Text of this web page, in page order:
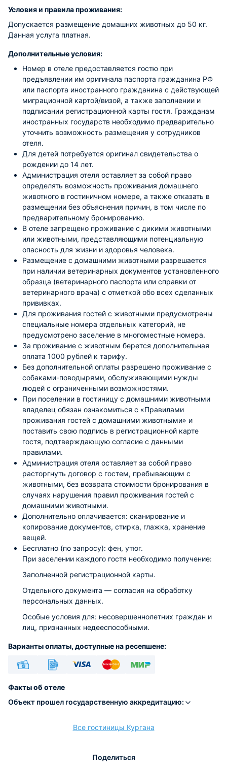
Условия и правила проживания:
Допускается размещение домашних животных до 50 кг.
Данная услуга платная.
Дополнительные условия:
Номер в отеле предоставляется гостю при
предъявлении им оригинала паспорта гражданина РФ
или паспорта иностранного гражданина с действующей
миграционной картой/визой, а также заполнении и
подписании регистрационной карты гостя. Гражданам
иностранных государств необходимо предварительно
уточнить возможность размещения у сотрудников
отеля.
Для детей потребуется оригинал свидетельства о
рождении до 14 лет.
Администрация отеля оставляет за собой право
определять возможность проживания домашнего
животного в гостиничном номере, а также отказать в
размещении без объяснения причин, в том числе по
предварительному бронированию.
В отеле запрещено проживание с дикими животными
или животными, представляющими потенциальную
опасность для жизни и здоровья человека.
Размещение с домашними животными разрешается
при наличии ветеринарных документов установленного
образца (ветеринарного паспорта или справки от
ветеринарного врача) с отметкой обо всех сделанных
прививках.
Для проживания гостей с животными предусмотрены
специальные номера отдельных категорий, не
предусмотрено заселение в многоместные номера.
За проживание с животным берется дополнительная
оплата 1000 рублей к тарифу.
Без дополнительной оплаты разрешено проживание с
собаками-поводырями, обслуживающими нужды
людей с ограниченными возможностями.
При поселении в гостиницу с домашними животными
владелец обязан ознакомиться с «Правилами
проживания гостей с домашними животными» и
поставить свою подпись в регистрационной карте
гостя, подтверждающую согласие с данными
правилами.
Администрация отеля оставляет за собой право
расторгнуть договор с гостем, пребывающим с
животными, без возврата стоимости бронирования в
случаях нарушения правил проживания гостей с
домашними животными.
Дополнительно оплачивается: сканирование и
копирование документов, стирка, глажка, хранение
вещей.
Бесплатно (по запросу): фен, утюг.
При заселении каждого гостя необходимо получение:
Заполненной регистрационной карты.
Отдельного документа — согласия на обработку
персональных данных.
Особые условия для: несовершеннолетних граждан и
лиц, признанных недееспособными.
Варианты оплаты, доступные на ресепшене:
Факты об отеле
Объект прошел государственную аккредитацию:
Все гостиницы Кургана
Поделиться